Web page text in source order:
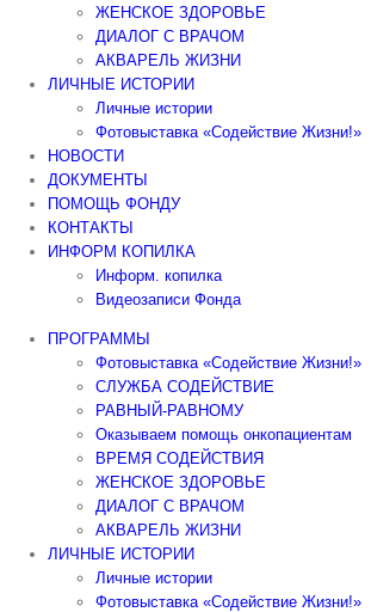
ЖЕНСКОЕ ЗДОРОВЬЕ
ДИАЛОГ С ВРАЧОМ
АКВАРЕЛЬ ЖИЗНИ
ЛИЧНЫЕ ИСТОРИИ
Личные истории
Фотовыставка «Содействие Жизни!»
НОВОСТИ
ДОКУМЕНТЫ
ПОМОЩЬ ФОНДУ
КОНТАКТЫ
ИНФОРМ КОПИЛКА
Информ. копилка
Видеозаписи Фонда
ПРОГРАММЫ
Фотовыставка «Содействие Жизни!»
СЛУЖБА СОДЕЙСТВИЕ
РАВНЫЙ-РАВНОМУ
Оказываем помощь онкопациентам
ВРЕМЯ СОДЕЙСТВИЯ
ЖЕНСКОЕ ЗДОРОВЬЕ
ДИАЛОГ С ВРАЧОМ
АКВАРЕЛЬ ЖИЗНИ
ЛИЧНЫЕ ИСТОРИИ
Личные истории
Фотовыставка «Содействие Жизни!»